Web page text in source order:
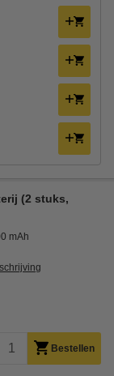
(2 stuks,
mAh
Bestellen